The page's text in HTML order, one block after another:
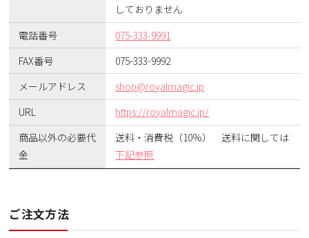
しておりません
電話番号
075-333-9991
FAX番号
075-333-9992
メールアドレス
shop@royalmagic.jp
URL
https://royalmagic.jp/
商品以外の必要代
金
送料・消費税（10%） 送料に関しては
下記参照
ご注文方法